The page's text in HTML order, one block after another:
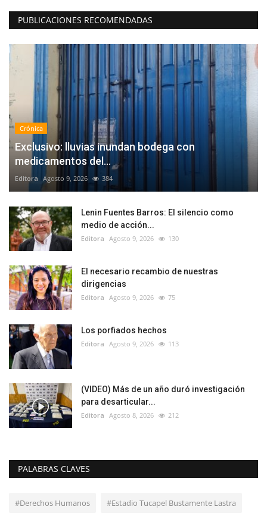
PUBLICACIONES RECOMENDADAS
Crónica
Exclusivo: lluvias inundan bodega con
medicamentos del...
Editora Agosto 9, 2026 384
Lenin Fuentes Barros: El silencio como
medio de acción...
Editora Agosto 9, 2026 130
El necesario recambio de nuestras
dirigencias
Editora Agosto 9, 2026 75
Los porfiados hechos
Editora Agosto 9, 2026 113
(VIDEO) Más de un año duró investigación
para desarticular...
Editora Agosto 8, 2026 212
PALABRAS CLAVES
#Derechos Humanos #Estadio Tucapel Bustamente Lastra